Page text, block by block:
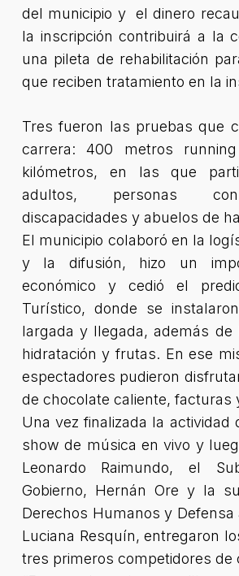
del municipio y el dinero
la inscripción contribuirá a la
una pileta de rehabilitación
que reciben tratamiento en la
Tres fueron las pruebas que
carrera: 400 metros
kilómetros, en las que
adultos, personas
discapacidades y abuelos de
El municipio colaboró en la
y la difusión, hizo un
económico y cedió el
Turístico, donde se
largada y llegada, además de
hidratación y frutas. En ese
espectadores pudieron
de chocolate caliente, facturas
Una vez finalizada la actividad
show de música en vivo y
Leonardo Raimundo, el
Gobierno, Hernán Ore y la
Derechos Humanos y Defensa
Luciana Resquín, entregaron
tres primeros competidores de